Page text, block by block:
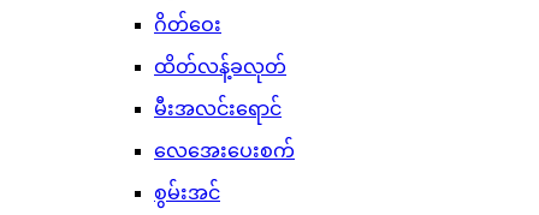
ဂိတ်ဝေး
ထိတ်လန့်ခလုတ်
မီးအလင်းရောင်
လေအေးပေးစက်
စွမ်းအင်